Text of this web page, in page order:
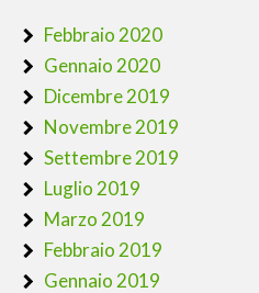
Febbraio 2020
Gennaio 2020
Dicembre 2019
Novembre 2019
Settembre 2019
Luglio 2019
Marzo 2019
Febbraio 2019
Gennaio 2019